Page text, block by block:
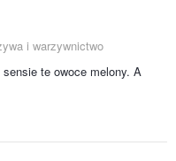
i warzywnictwo
te owoce melony. A